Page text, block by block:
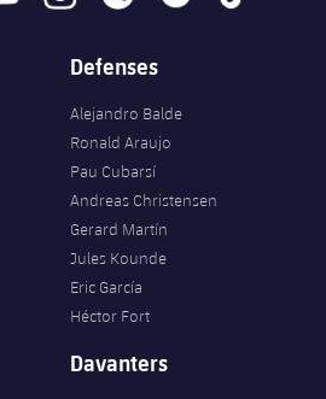
Defenses
Alejandro Balde
Ronald Araujo
Pau Cubarsí
Andreas Christensen
Gerard Martín
Jules Kounde
Eric García
Héctor Fort
Davanters